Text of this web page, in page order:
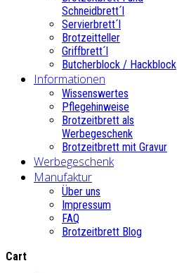
Schneidbrett´l
Servierbrett´l
Brotzeitteller
Griffbrett´l
Butcherblock / Hackblock
Informationen
Wissenswertes
Pflegehinweise
Brotzeitbrett als
Werbegeschenk
Brotzeitbrett mit Gravur
Werbegeschenk
Manufaktur
Über uns
Impressum
FAQ
Brotzeitbrett Blog
Cart